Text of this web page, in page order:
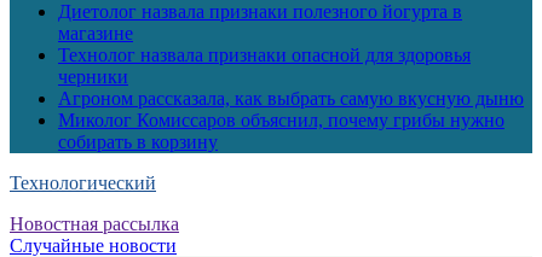
Диетолог назвала признаки полезного йогурта в
магазине
Технолог назвала признаки опасной для здоровья
черники
Агроном рассказала, как выбрать самую вкусную дыню
Миколог Комиссаров объяснил, почему грибы нужно
собирать в корзину
Технологический
Новостная рассылка
Случайные новости